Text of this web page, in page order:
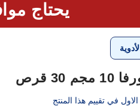
يحتاج
الأدوية
مجم 30 قرص
في تقييم هذا المنتج